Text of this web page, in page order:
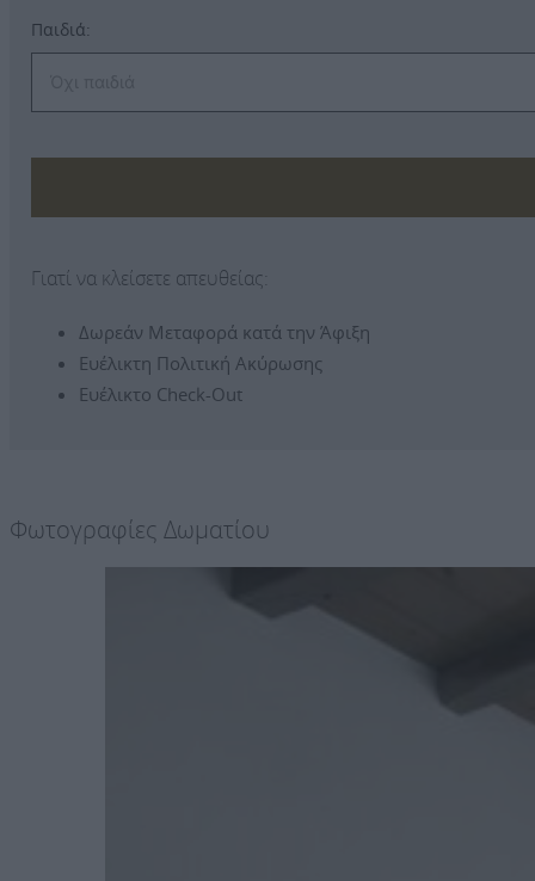
Παιδιά:
Γιατί να κλείσετε απευθείας:
Δωρεάν Μεταφορά κατά την Άφιξη
Ευέλικτη Πολιτική Ακύρωσης
Ευέλικτο Check-Out
Φωτογραφίες Δωματίου